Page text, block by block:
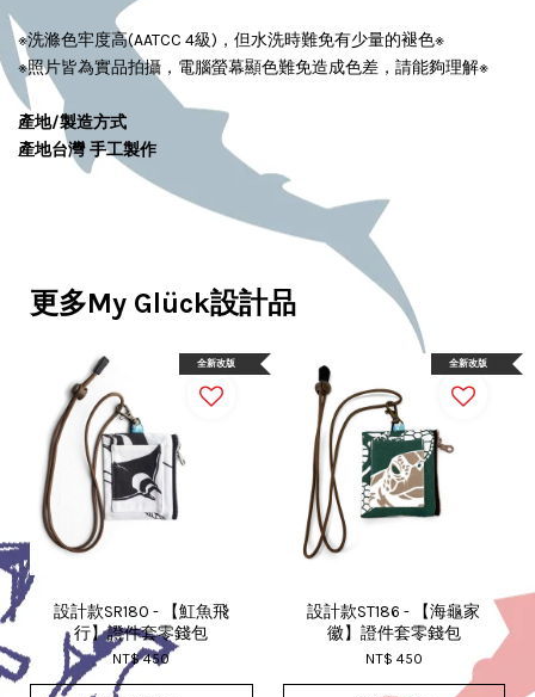
※洗滌色牢度高(AATCC 4級)，但水洗時難免有少量的褪色※
※照片皆為實品拍攝，電腦螢幕顯色難免造成色差，請能夠理解※
產地/製造方式
產地台灣 手工製作
更多My Glück設計品
全新改版
設計款SR180 - 【魟魚飛
行】證件套零錢包
NT$ 450
全新改版
設計款ST186 - 【海龜家
徽】證件套零錢包
NT$ 450